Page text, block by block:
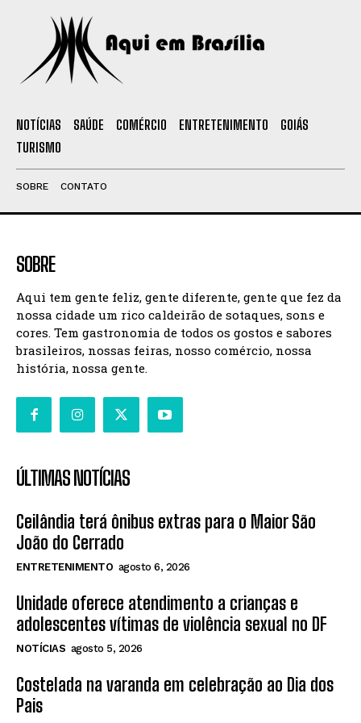
NOTÍCIAS SAÚDE COMÉRCIO ENTRETENIMENTO
GOIÁS
TURISMO
SOBRE CONTATO
SOBRE
Aqui tem gente feliz, gente diferente, gente que fez da
nossa cidade um rico caldeirão de sotaques, sons e
cores. Tem gastronomia de todos os gostos e sabores
brasileiros, nossas feiras, nosso comércio, nossa
história, nossa gente.
ÚLTIMAS NOTÍCIAS
Ceilândia terá ônibus extras para o Maior São
João do Cerrado
ENTRETENIMENTO agosto 6, 2026
Unidade oferece atendimento a crianças e
adolescentes vítimas de violência sexual no DF
NOTÍCIAS agosto 5, 2026
Costelada na varanda em celebração ao Dia dos
Pais